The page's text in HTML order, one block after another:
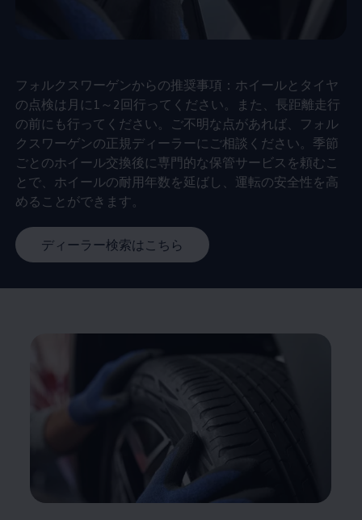
フォルクスワーゲンからの推奨事項：ホイールとタイヤ
の点検は月に1～2回行ってください。また、長距離走行
の前にも行ってください。ご不明な点があれば、フォル
クスワーゲンの正規ディーラーにご相談ください。季節
ごとのホイール交換後に専門的な保管サービスを頼むこ
とで、ホイールの耐用年数を延ばし、運転の安全性を高
めることができます。
ディーラー検索はこちら